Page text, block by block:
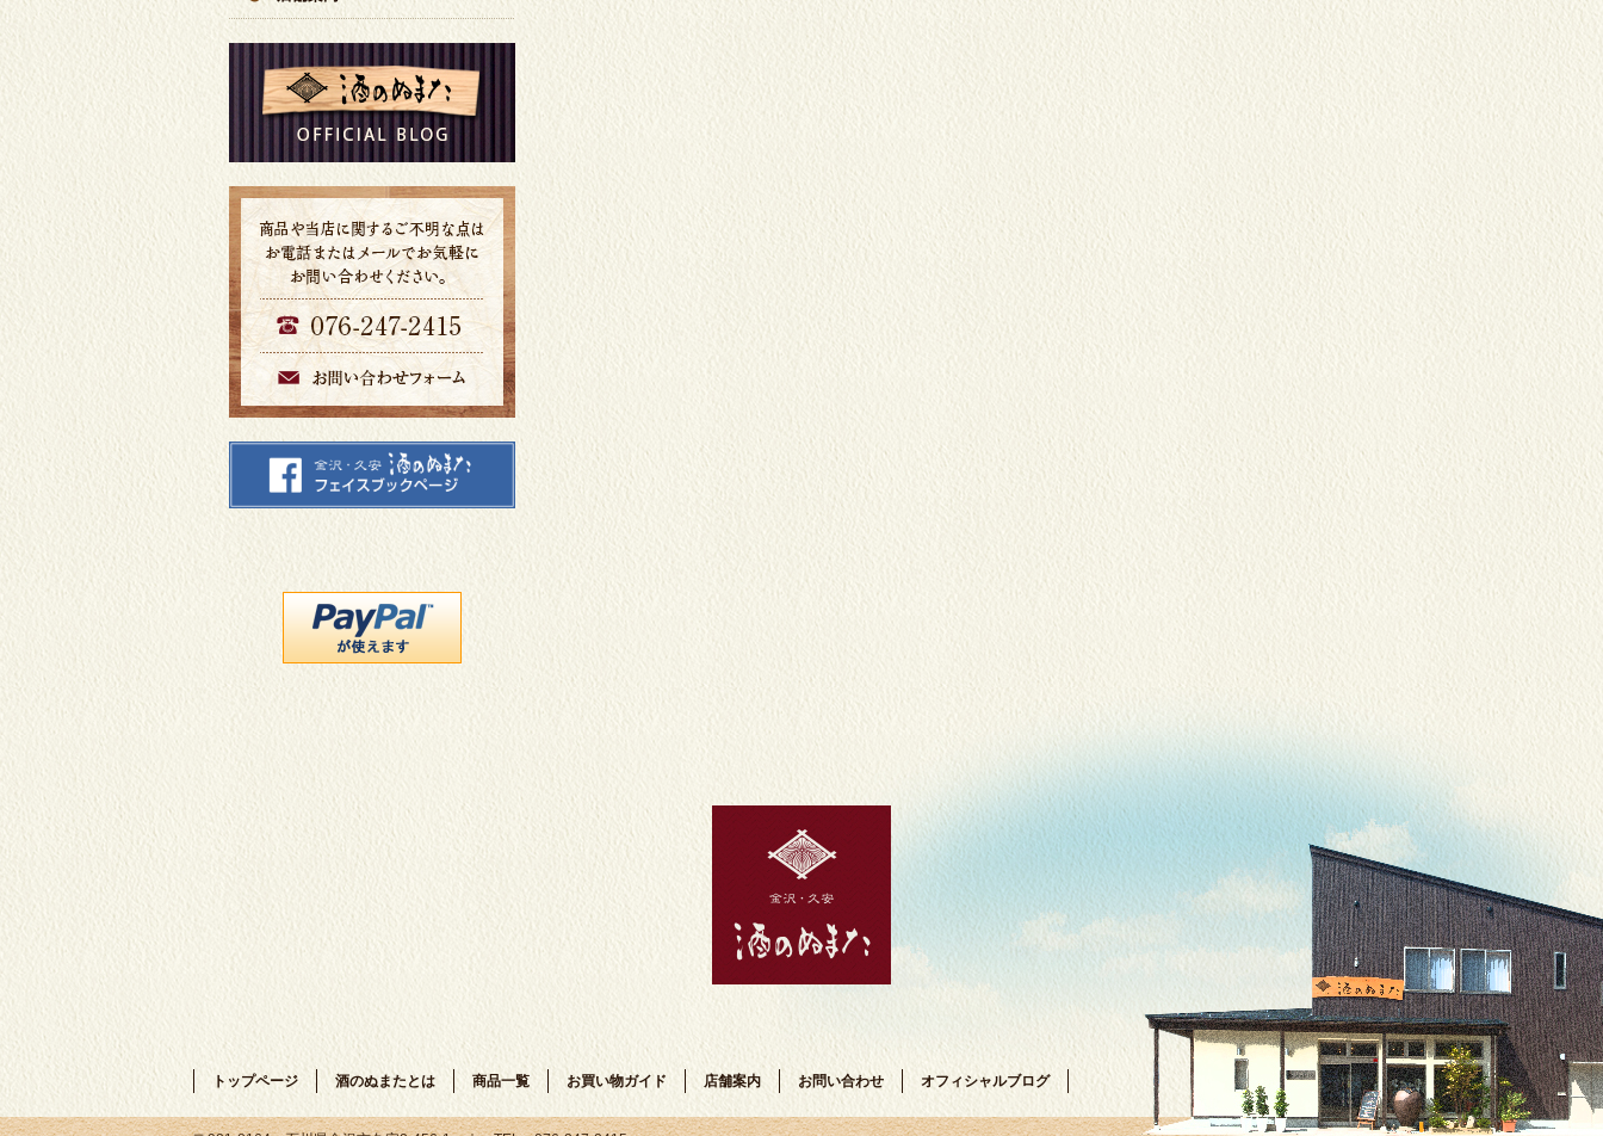
トップページ 酒のぬまたとは 商品一覧 お買い物ガイド 店舗案内 お問い合わせ オフィシャルブログ